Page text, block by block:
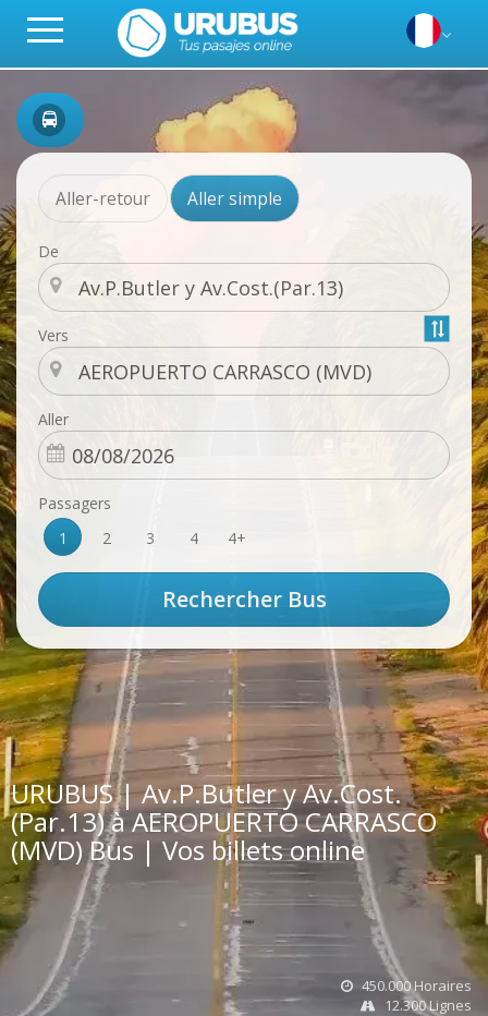
Aller-retour Aller simple
De
Vers
Aller
Passagers
1
2 3 4 4+
URUBUS | Av.P.Butler y Av.Cost.
(Par.13) à AEROPUERTO CARRASCO
(MVD) Bus | Vos billets online
450.000 Horaires
12.300 Lignes